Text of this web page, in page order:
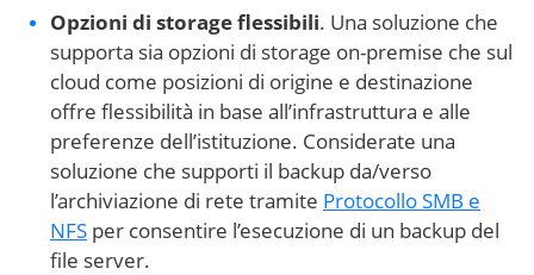
Opzioni di storage flessibili. Una soluzione che
supporta sia opzioni di storage on-premise che sul
cloud come posizioni di origine e destinazione
offre flessibilità in base all’infrastruttura e alle
preferenze dell’istituzione. Considerate una
soluzione che supporti il backup da/verso
l’archiviazione di rete tramite Protocollo SMB e
NFS per consentire l’esecuzione di un backup del
file server.